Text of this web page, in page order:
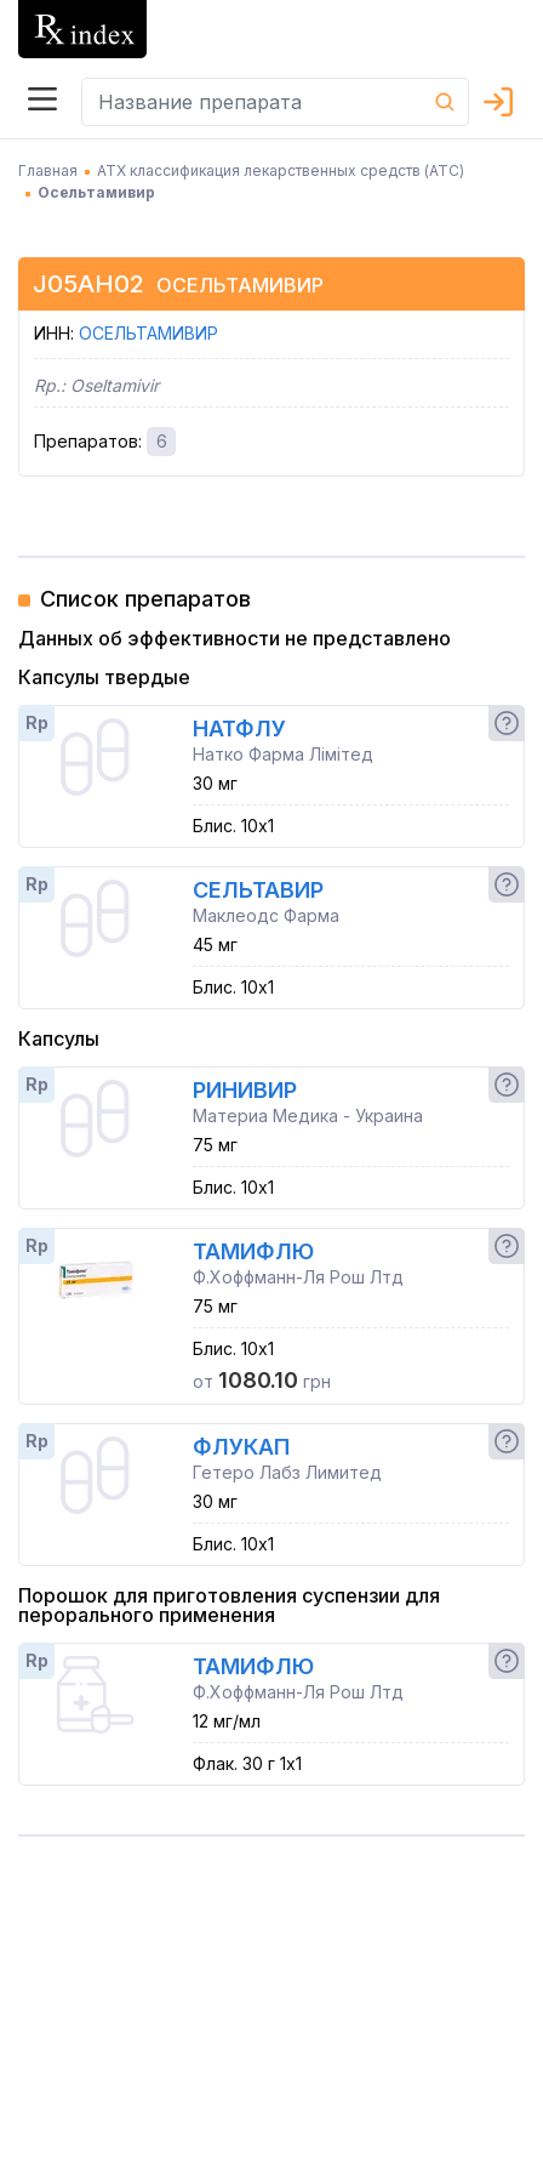
Главная
АТХ классификация лекарственных средств (АТC)
Осельтамивир
J05AH02 ОСЕЛЬТАМИВИР
ИНН: ОСЕЛЬТАМИВИР
Rp.: Oseltamivir
Препаратов: 6
Список препаратов
Данных об эффективности не представлено
Капсулы твердые
Rp НАТФЛУ
Натко Фарма Лімітед
30 мг
Блис. 10x1
Rp СЕЛЬТАВИР
Маклеодс Фарма
45 мг
Блис. 10x1
Капсулы
Rp РИНИВИР
Материа Медика - Украина
75 мг
Блис. 10x1
Rp ТАМИФЛЮ
Ф.Хоффманн-Ля Рош Лтд
75 мг
Блис. 10x1
от 1080.10 грн
Rp ФЛУКАП
Гетеро Лабз Лимитед
30 мг
Блис. 10x1
Порошок для приготовления суспензии для
перорального применения
Rp ТАМИФЛЮ
Ф.Хоффманн-Ля Рош Лтд
12 мг/мл
Флак. 30 г 1x1